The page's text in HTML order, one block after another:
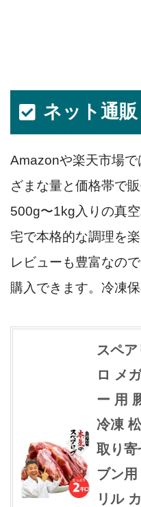
ネット通販
Amazonや楽天市場で
ざまな量と価格帯で
500g〜1kg入りの真
宅で本格的な調理を
レビューも豊富なの
購入できます。冷凍
スペ
ロ メ
ー 用
冷凍
取り寄
ブン
リル